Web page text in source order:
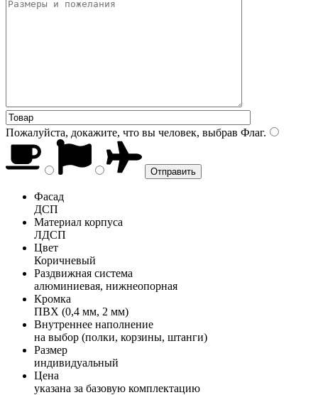
Пожалуйста, докажите, что вы человек, выбрав Флаг.
Фасад
ДСП
Материал корпуса
ЛДСП
Цвет
Коричневый
Раздвижная система
алюминиевая, нижнеопорная
Кромка
ПВХ (0,4 мм, 2 мм)
Внутреннее наполнение
на выбор (полки, корзины, штанги)
Размер
индивидуальный
Цена
указана за базовую комплектацию